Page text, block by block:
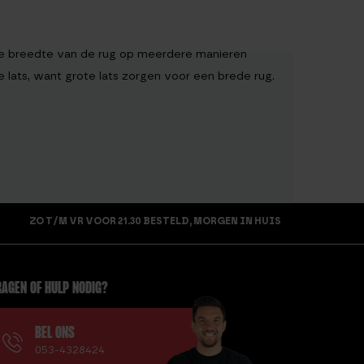
breedte van de rug op meerdere manieren
lats, want grote lats zorgen voor een brede rug.
ZO T/M VR VOOR 21.30 BESTELD, MORGEN IN HUIS
OF HULP NODIG?
BEL ONS
053-4328424